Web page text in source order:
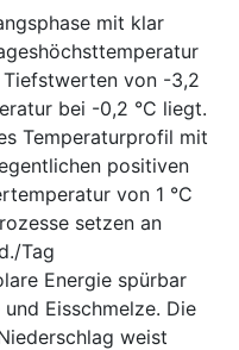
mit klar
von -3,2
bei -0,2 °C liegt.
Temperaturprofil mit
positiven
von 1 °C
setzen an
Tag
Energie spürbar
Eisschmelze. Die
weist